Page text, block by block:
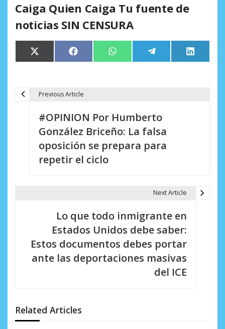
Caiga Quien Caiga Tu fuente de
noticias SIN CENSURA
Compartir
en
X
(Twitter)
Compartir
en
Facebook Compartir
en
WhatsApp Compartir
en
Telegram
en
LinkedIn
e
Previous Article
#OPINION Por Humberto
González Briceño: La falsa
oposición se prepara para
repetir el ciclo
Next Article
Lo que todo inmigrante en
Estados Unidos debe saber:
Estos documentos debes portar
ante las deportaciones masivas
del ICE
Related Articles